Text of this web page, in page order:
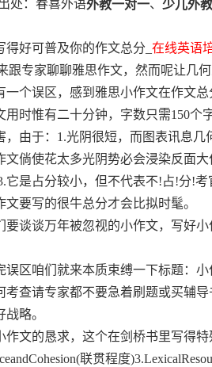
处：春喜外语外教一对一、 少儿外
得好可普及你的作文总分_ 在线英语
跟专家聊聊雅思作文，然而呢让几
一个误区，感到雅思小作文在作文
用时惟有二十分钟，字数只需150个
，由于：1.光阴很短，而图表讯息几
文倘使花太多光阴势必会浸染反面
它是占分较小，但不代表不!占!分!
文要写的很牛总分才会比拟时髦。
要谈谈万年被忽视的小作文，写好
误区咱们就来本质束缚一下标题：
考查请专家都不要急着刷题或买辅
略。
作文的恳求，这个在剑桥书里写得特
联贯程度